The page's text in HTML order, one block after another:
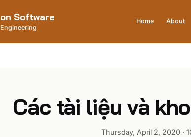
Software Home About
Các tài liệu và
Thursday, April 2, 2020 ·